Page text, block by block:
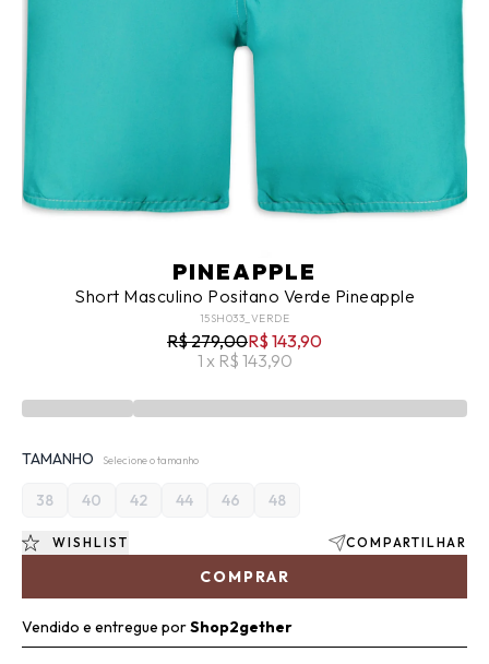
PINEAPPLE
Short Masculino Positano Verde Pineapple
15SH033_VERDE
R$ 279,00R$ 143,90
1 x R$ 143,90
TAMANHO Selecione o tamanho
38 40 42 44 46 48
COMPRAR
WISHLIST COMPARTILHAR
Vendido e entregue porShop2gether